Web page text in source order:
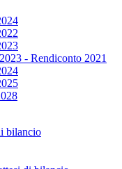
- Rendiconto 2021
bilancio